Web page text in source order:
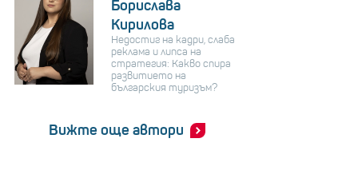
Борислава
Кирилова
Недостиг на кадри, слаба
реклама и липса на
стратегия: Какво спира
развитието на
българския туризъм?
Вижте още автори